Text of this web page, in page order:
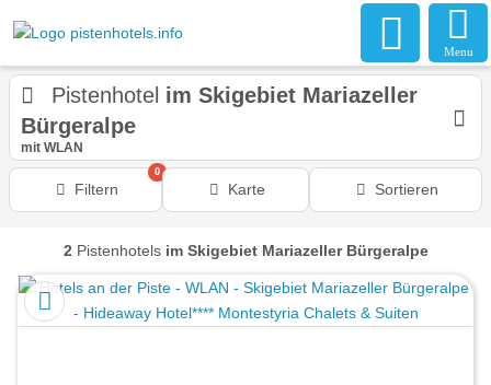
Menu
Pistenhotel im Skigebiet Mariazeller
Bürgeralpe
mit WLAN
Filtern
0
Karte Sortieren
2 Pistenhotels im Skigebiet Mariazeller Bürgeralpe